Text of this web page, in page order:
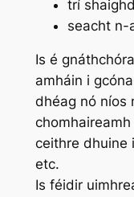
trí
seacht n-
Is é
amháin i
dhéag nó níos
ceithre dhuine
etc.
Is féidir